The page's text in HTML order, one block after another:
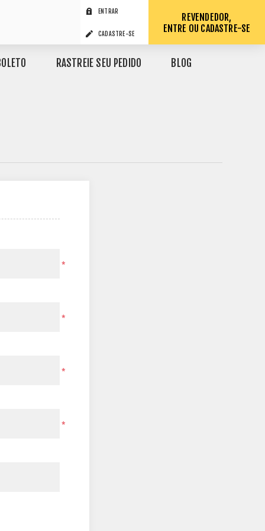
ENTRAR
CADASTRE-SE
REVENDEDOR,
ENTRE OU CADASTRE-SE
RASTREIE SEU PEDIDO BLOG
*
*
*
*